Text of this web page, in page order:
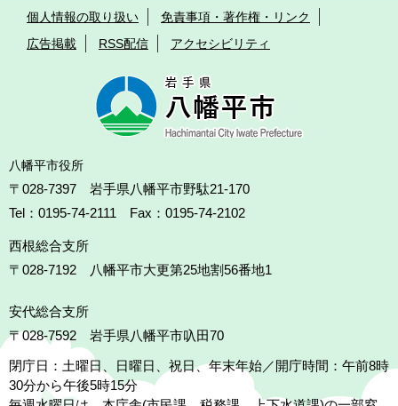
個人情報の取り扱い
免責事項・著作権・リンク
広告掲載
RSS配信 アクセシビリティ
八幡平市役所
〒028-7397 岩手県八幡平市野駄21-170
Tel：0195-74-2111 Fax：0195-74-2102
西根総合支所
〒028-7192
八幡平市大更第25地割56番地1
安代総合支所
〒028-7592
岩手県八幡平市叺田70
閉庁日：土曜日、日曜日、祝日、年末年始／開庁時間：午前8時
30分から午後5時15分